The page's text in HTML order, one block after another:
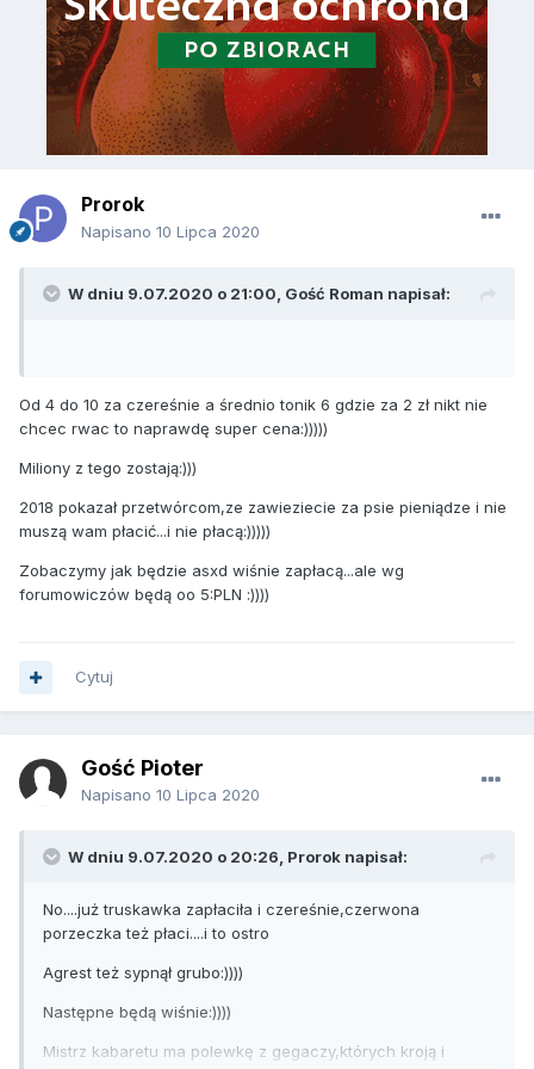
sprzedajesz po 1 zl.bi jedyny w polsce inwestujesz i gruba
kase kladziesz w produkcje.
Jestes lepszy niz nie jeden kabaret.jak cyrk.nie
odpowiadaj.nie wysilaj sie.skuo sie na produkcji gali i swojej
niszy.a jak ci sie nie podoba wpis ti nie musisz go czytac.
Prorok
Napisano 10 Lipca 2020
W dniu 9.07.2020 o 21:00, Gość Roman napisał:
Od 4 do 10 za czereśnie a średnio tonik 6 gdzie za 2 zł nikt nie
chcec rwac to naprawdę super cena:)))))
Miliony z tego zostają:)))
2018 pokazał przetwórcom,ze zawieziecie za psie pieniądze i nie
muszą wam płacić...i nie płacą:)))))
Zobaczymy jak będzie asxd wiśnie zapłacą...ale wg
forumowiczów będą oo 5:PLN :))))
Cytuj
Gość Pioter
Napisano 10 Lipca 2020
W dniu 9.07.2020 o 20:26, Prorok napisał:
No....już truskawka zapłaciła i czereśnie,czerwona
porzeczka też płaci....i to ostro
Agrest też sypnął grubo:))))
Następne będą wiśnie:))))
Mistrz kabaretu ma polewkę z gegaczy,których kroją i